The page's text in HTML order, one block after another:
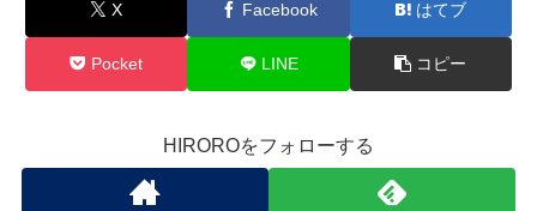
X Facebook はてブ
Pocket LINE コピー
HIROROをフォローする